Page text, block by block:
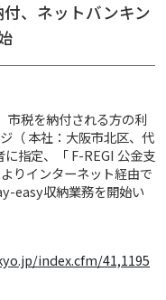
、ネットバンキン
市税を納付される方の利
（ 本社：大阪市北区、代
指定、「 F-REGI 公金支
りインターネット経由で
easy収納業務を開始い
index.cfm/41,1195